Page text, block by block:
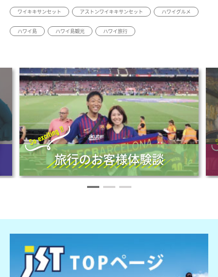
ワイキキサンセット アストンワイキキサンセット ハワイグルメ
ハワイ島 ハワイ島観光 ハワイ旅行
旅行のお客様体験談